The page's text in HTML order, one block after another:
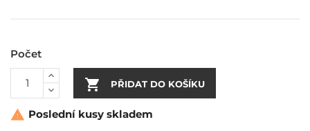
Počet
 PŘIDAT DO KOŠÍKU
 Poslední kusy skladem